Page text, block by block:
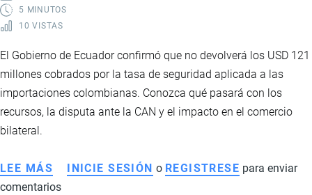
PUERTA
A
5 MINUTOS
10 VISTAS
El Gobierno de Ecuador confirmó que no devolverá los USD 121
millones cobrados por la tasa de seguridad aplicada a las
importaciones colombianas. Conozca qué pasará con los
recursos, la disputa ante la CAN y el impacto en el comercio
bilateral.
LEE MÁS SOBRE
ECUADOR
INICIE SESIÓN o REGISTRESE para enviar
comentarios